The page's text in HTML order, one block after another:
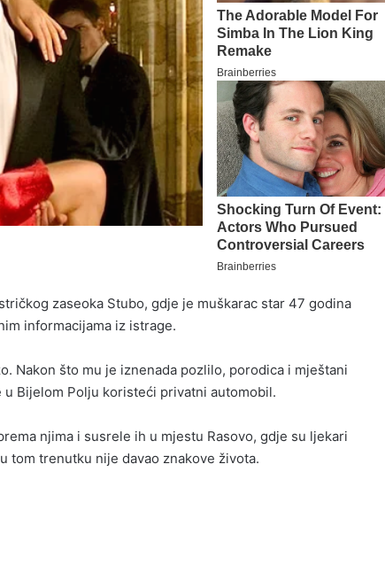
zaseoka Stubo, gdje je muškarac star 47 godina
informacijama iz istrage.
Nakon što mu je iznenada pozlilo, porodica i mještani
Bijelom Polju koristeći privatni automobil.
njima i susrele ih u mjestu Rasovo, gdje su ljekari
tom trenutku nije davao znakove života.